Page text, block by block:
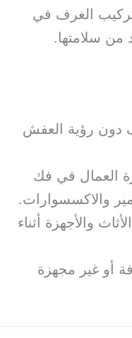
بتركيب الغرف في
من سلامتها.
دون رؤية العفش
العمال في فك
والاكسسوارات.
والأجهزة أثناء
أو غير مجهزة